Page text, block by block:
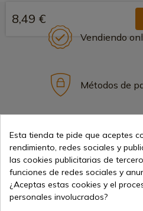
8,49 €
Vendiendo
Métodos de
Envíos
Esta tienda te pide que aceptes
rendimiento, redes sociales y
las cookies publicitarias de
funciones de redes sociales y
¿Aceptas estas cookies y el
personales involucrados?